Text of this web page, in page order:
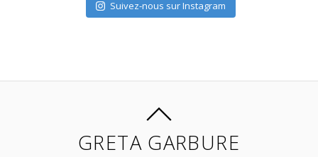
Suivez-nous sur Instagram
GRETA GARBURE